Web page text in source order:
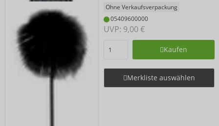
Ohne Verkaufsverpackung
05409600000
UVP: 9,00 €
Kaufen
Merkliste auswählen